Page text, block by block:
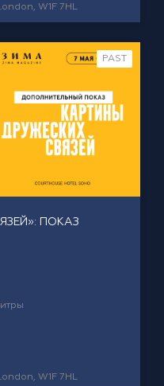
W1F 7HL
PAST
ПОКАЗ
W1F 7HL